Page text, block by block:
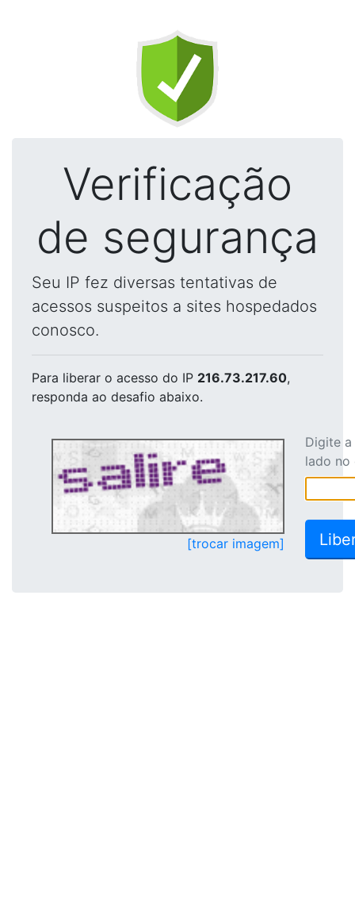
Verificação
de segurança
Seu IP fez diversas tentativas de
acessos suspeitos a sites hospedados
conosco.
Para liberar o acesso do IP 216.73.217.60,
responda ao desafio abaixo.
[trocar imagem]
Digite
lado no